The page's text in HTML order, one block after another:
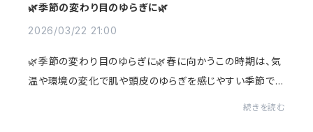
🌿季節の変わり目のゆらぎに🌿
2026/03/22 21:00
🌿季節の変わり目のゆらぎに🌿春に向かうこの時期は、気
温や環境の変化で肌や頭皮のゆらぎを感じやすい季節でも
続きを読む